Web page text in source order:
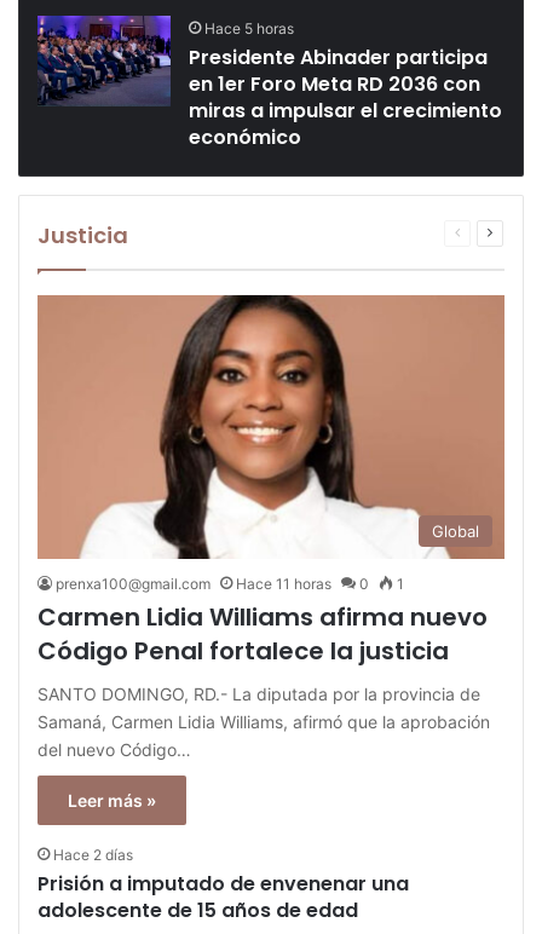
Hace 5 horas
Presidente Abinader participa
en 1er Foro Meta RD 2036 con
miras a impulsar el crecimiento
económico
Justicia
PáginaPágina
Global
prenxa100@gmail.com Hace 11 horas 0 1
Carmen Lidia Williams afirma nuevo
Código Penal fortalece la justicia
SANTO DOMINGO, RD.- La diputada por la provincia de
Samaná, Carmen Lidia Williams, afirmó que la aprobación
del nuevo Código…
Leer más »
Hace 2 días
Prisión a imputado de envenenar una
adolescente de 15 años de edad